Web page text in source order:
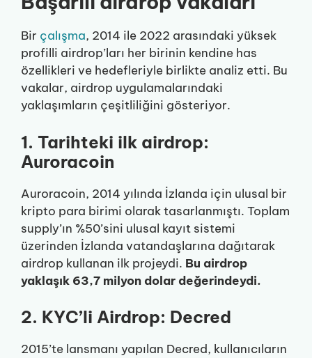
Bir çalışma, 2014 ile 2022 arasındaki yüksek
profilli airdrop’ları her birinin kendine has
özellikleri ve hedefleriyle birlikte analiz etti. Bu
vakalar, airdrop uygulamalarındaki
yaklaşımların çeşitliliğini gösteriyor.
1. Tarihteki ilk airdrop:
Auroracoin
Auroracoin, 2014 yılında İzlanda için ulusal bir
kripto para birimi olarak tasarlanmıştı. Toplam
supply’ın %50’sini ulusal kayıt sistemi
üzerinden İzlanda vatandaşlarına dağıtarak
airdrop kullanan ilk projeydi. Bu airdrop
yaklaşık 63,7 milyon dolar değerindeydi.
2. KYC’li Airdrop: Decred
2015’te lansmanı yapılan Decred, kullanıcıların